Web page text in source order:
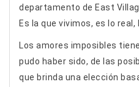
departamento de East
Es la que vivimos, es lo
Los amores imposibles
pudo haber sido, de las
que brinda una elección